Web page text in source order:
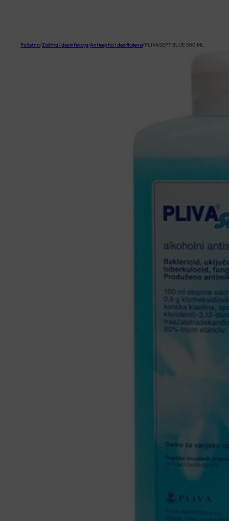
Početna/Zaštita i dezinfekcija/Antiseptici i dezificijensi/PLIVASEPT BLUE 500 ML